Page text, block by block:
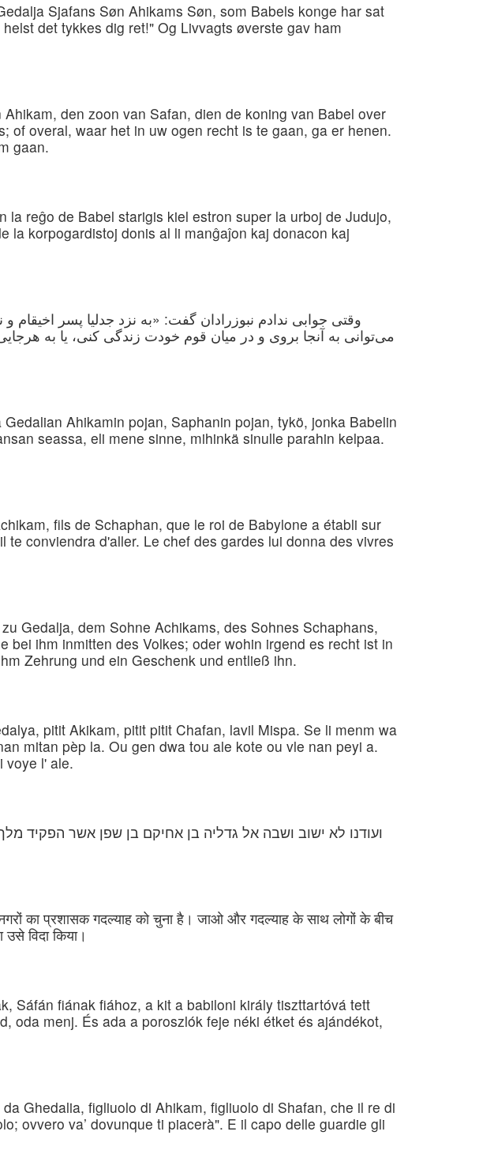
Sjafans Søn Ahikams Søn, som Babels konge har sat
det tykkes dig ret!" Og Livvagts øverste gav ham
den zoon van Safan, dien de koning van Babel over
of overal, waar het in uw ogen recht is te gaan, ga er henen.
gaan.
reĝo de Babel starigis kiel estron super la urboj de Judujo,
la korpogardistoj donis al li manĝaĵon kaj donacon kaj
وقتی جوابی ندادم نبوزرادان گفت: «به نزد جدلیا پسر اخیقام
می‌توانی به آنجا بروی و در میان قوم خودت زندگی کنی، یا به
Ahikamin pojan, Saphanin pojan, tykö, jonka Babelin
seassa, eli mene sinne, mihinkä sinulle parahin kelpaa.
fils de Schaphan, que le roi de Babylone a établi sur
conviendra d'aller. Le chef des gardes lui donna des vivres
Gedalja, dem Sohne Achikams, des Sohnes Schaphans,
ihm inmitten des Volkes; oder wohin irgend es recht ist in
Zehrung und ein Geschenk und entließ ihn.
pitit Akikam, pitit pitit Chafan, lavil Mispa. Se li menm wa
mitan pèp la. Ou gen dwa tou ale kote ou vle nan peyi a.
voye l' ale.
ועודנו לא ישוב ושבה אל גדליה בן אחיקם בן שפן אשר הפקיד
का प्रशासक गदल्याह को चुना है। जाओ और गदल्याह के साथ लोगों के बीच
विदा किया।
Sáfán fiának fiához, a kit a babiloni király tiszttartóvá tett
oda menj. És ada a poroszlók feje néki étket és ajándékot,
Ghedalia, figliuolo di Ahikam, figliuolo di Shafan, che il re di
ovvero va’ dovunque ti piacerà". E il capo delle guardie gli